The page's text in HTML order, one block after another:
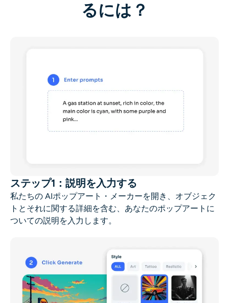
るには？
ステップ1：説明を入力する
私たちの AIポップアート・メーカーを開き、オブジェク
トとそれに関する詳細を含む、あなたのポップアートに
ついての説明を入力します。